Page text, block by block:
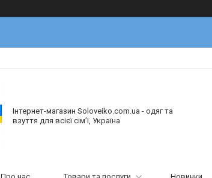
Інтернет-магазин Soloveiko.com.ua - одяг та
взуття для всієї сім’ї, Україна